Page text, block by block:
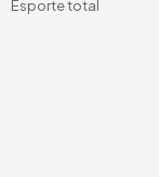
Esporte total